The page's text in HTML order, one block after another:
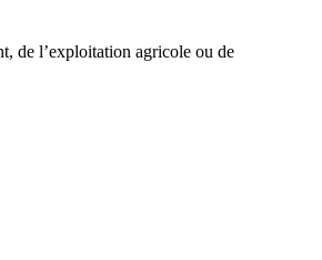
de l’exploitation agricole ou de